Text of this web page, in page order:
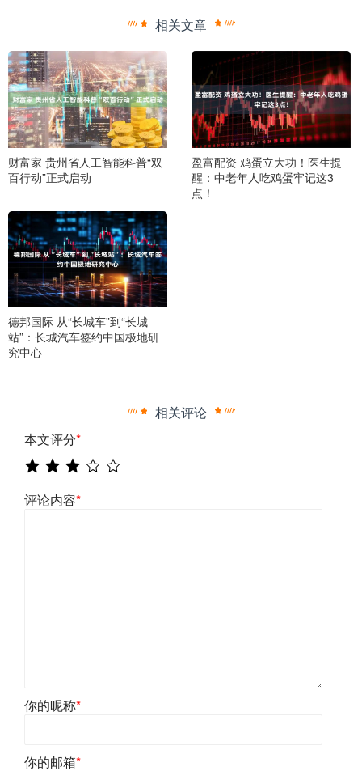
相关文章
财富家 贵州省人工智能科普“双
百行动”正式启动
盈富配资 鸡蛋立大功！医生提
醒：中老年人吃鸡蛋牢记这3
点！
德邦国际 从“长城车”到“长城
站”：长城汽车签约中国极地研
究中心
相关评论
本文评分*
评论内容*
你的昵称*
你的邮箱*